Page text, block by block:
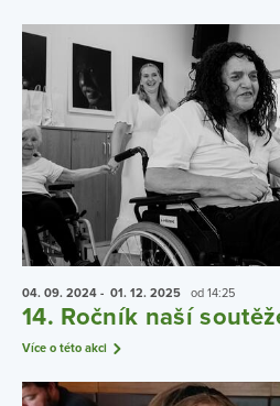
04. 09. 2024 - 01. 12. 2025 od 14:25
14. Ročník naší
Více o této akci